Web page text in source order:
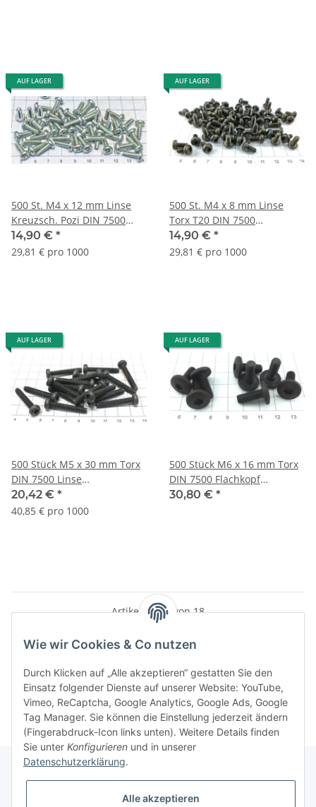
AUF LAGER
500 St. M4 x 12 mm Linse
Kreuzsch. Pozi DIN 7500
gewindefurchend Lageraufl.
S258
14,90 € *
29,81 € pro 1000
AUF LAGER
500 St. M4 x 8 mm Linse
Torx T20 DIN 7500
gewindefurchend
Lagerauflös. S325
14,90 € *
29,81 € pro 1000
AUF LAGER
500 Stück M5 x 30 mm Torx
DIN 7500 Linse
gewindefurchend
Lagerauflös. S247
20,42 € *
40,85 € pro 1000
AUF LAGER
500 Stück M6 x 16 mm Torx
DIN 7500 Flachkopf
gewindefurchend
30,80 € *
Artikel 1 - 18 von 18
Kategorien
Gesetzliche Informationen
Wie wir Cookies & Co nutzen
Durch Klicken auf „Alle akzeptieren“ gestatten Sie den
Einsatz folgender Dienste auf unserer Website: YouTube,
Vimeo, ReCaptcha, Google Analytics, Google Ads, Google
Tag Manager. Sie können die Einstellung jederzeit ändern
(Fingerabdruck-Icon links unten). Weitere Details finden
Sie unter Konfigurieren und in unserer
Datenschutzerklärung.
Alle akzeptieren